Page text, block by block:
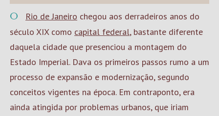
Rio de Janeiro chegou aos derradeiros anos do
século XIX como capital federal, bastante diferente
daquela cidade que presenciou a montagem do
Estado Imperial. Dava os primeiros passos rumo a um
processo de expansão e modernização, segundo
conceitos vigentes na época. Em contraponto, era
ainda atingida por problemas urbanos, que iriam